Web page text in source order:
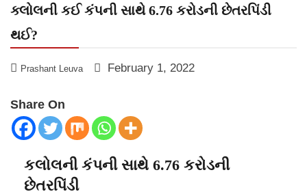
ક્લોલની કઈ કંપની સાથે 6.76 કરોડની છેતરપિંડી
થઈ?
Prashant Leuva February 1, 2022
Share On
કલોલની કંપની સાથે 6.76 કરોડની
છેતરપિંડી